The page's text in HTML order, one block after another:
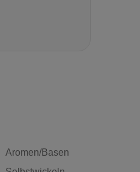
Aromen/Basen